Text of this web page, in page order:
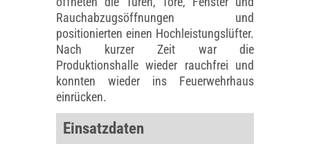
Rauchabzugsöffnungen und
positionierten einen Hochleistungslüfter.
Nach kurzer Zeit war die
Produktionshalle wieder rauchfrei und
konnten wieder ins Feuerwehrhaus
einrücken.
Einsatzdaten